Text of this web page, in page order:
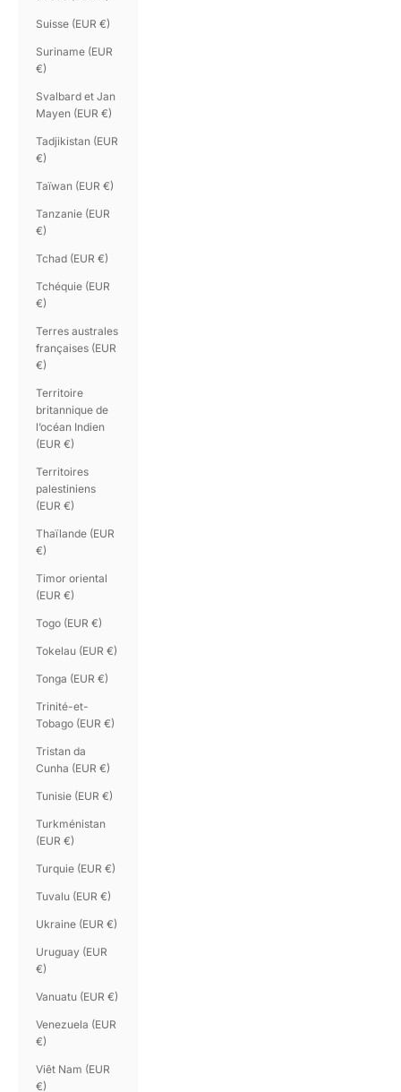
Suisse (EUR €)
Suriname (EUR
€)
Svalbard et Jan
Mayen (EUR €)
Tadjikistan (EUR
€)
Taïwan (EUR €)
Tanzanie (EUR
€)
Tchad (EUR €)
Tchéquie (EUR
€)
Terres australes
françaises (EUR
€)
Territoire
britannique de
l’océan Indien
(EUR €)
Territoires
palestiniens
(EUR €)
Thaïlande (EUR
€)
Timor oriental
(EUR €)
Togo (EUR €)
Tokelau (EUR €)
Tonga (EUR €)
Trinité-et-
Tobago (EUR €)
Tristan da
Cunha (EUR €)
Tunisie (EUR €)
Turkménistan
(EUR €)
Turquie (EUR €)
Tuvalu (EUR €)
Ukraine (EUR €)
Uruguay (EUR
€)
Vanuatu (EUR €)
Venezuela (EUR
€)
Viêt Nam (EUR
€)